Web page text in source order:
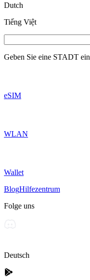
Dutch
Tiếng Việt
Geben Sie eine STADT ein
eSIM
WLAN
Wallet
BlogHilfezentrum
Folge uns
Deutsch